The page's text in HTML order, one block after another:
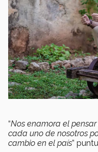
“Nos enamora el
cada uno de nosotros
cambio en el país”